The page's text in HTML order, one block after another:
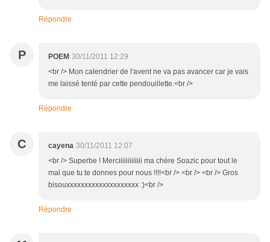
Répondre
P POEM 30/11/2011 12:29
<br /> Mon calendrier de l'avent ne va pas avancer car je vais
me laissé tenté par cette pendouillette.<br />
Répondre
C cayena 30/11/2011 12:07
<br /> Superbe ! Merciiiiiiiiiiiii ma chère Soazic pour tout le
mal que tu te donnes pour nous !!!!<br /> <br /> <br /> Gros
bisouxxxxxxxxxxxxxxxxxxxx :)<br />
Répondre